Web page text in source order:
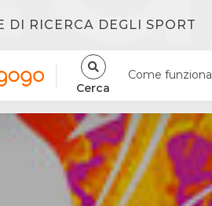
DI RICERCA DEGLI SPORT
Cerca
Come funziona